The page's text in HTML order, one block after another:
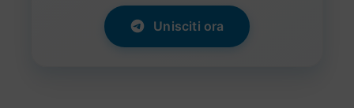
Unisciti ora